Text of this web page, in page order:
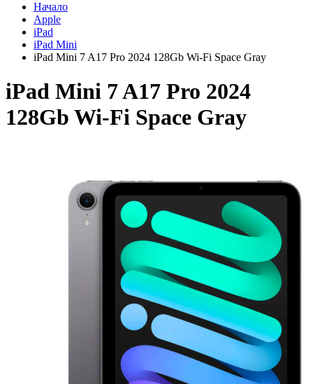
Начало
Apple
iPad
iPad Mini
iPad Mini 7 A17 Pro 2024 128Gb Wi-Fi Space Gray
iPad Mini 7 A17 Pro 2024
128Gb Wi-Fi Space Gray